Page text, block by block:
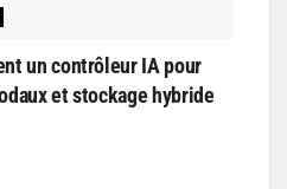
un contrôleur IA pour
et stockage hybride